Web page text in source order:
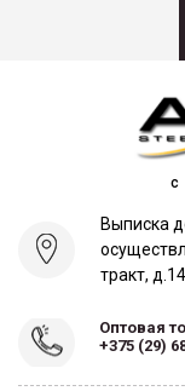
Выписка
тракт, д.14
Оптовая
+375 (29)